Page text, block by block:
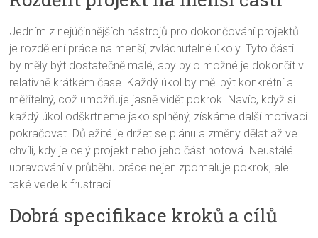
Jedním z nejúčinnějších nástrojů pro dokončování projektů
je rozdělení práce na menší, zvládnutelné úkoly. Tyto části
by měly být dostatečně malé, aby bylo možné je dokončit v
relativně krátkém čase. Každý úkol by měl být konkrétní a
měřitelný, což umožňuje jasně vidět pokrok. Navíc, když si
každý úkol odškrtneme jako splněný, získáme další motivaci
pokračovat. Důležité je držet se plánu a změny dělat až ve
chvíli, kdy je celý projekt nebo jeho část hotová. Neustálé
upravování v průběhu práce nejen zpomaluje pokrok, ale
také vede k frustraci.
Dobrá specifikace kroků a cílů